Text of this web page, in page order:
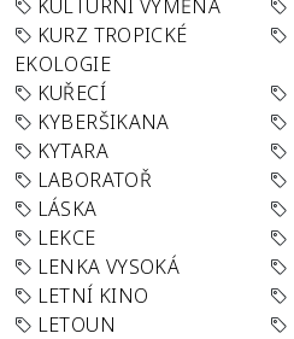
KULTURNÍ VÝMĚNA
KURZ TROPICKÉ
EKOLOGIE
KUŘECÍ
KYBERŠIKANA
KYTARA
LABORATOŘ
LÁSKA
LEKCE
LENKA VYSOKÁ
LETNÍ KINO
LETOUN